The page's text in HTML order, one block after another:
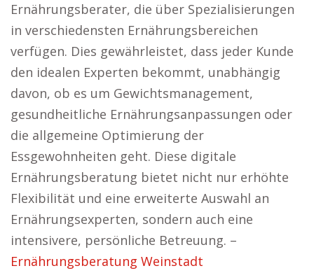
Ernährungsberater, die über Spezialisierungen
in verschiedensten Ernährungsbereichen
verfügen. Dies gewährleistet, dass jeder Kunde
den idealen Experten bekommt, unabhängig
davon, ob es um Gewichtsmanagement,
gesundheitliche Ernährungsanpassungen oder
die allgemeine Optimierung der
Essgewohnheiten geht. Diese digitale
Ernährungsberatung bietet nicht nur erhöhte
Flexibilität und eine erweiterte Auswahl an
Ernährungsexperten, sondern auch eine
intensivere, persönliche Betreuung. –
Ernährungsberatung Weinstadt